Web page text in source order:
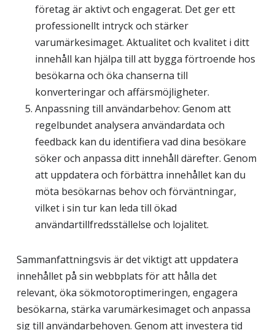
företag är aktivt och engagerat. Det ger ett
professionellt intryck och stärker
varumärkesimaget. Aktualitet och kvalitet i ditt
innehåll kan hjälpa till att bygga förtroende hos
besökarna och öka chanserna till
konverteringar och affärsmöjligheter.
Anpassning till användarbehov: Genom att
regelbundet analysera användardata och
feedback kan du identifiera vad dina besökare
söker och anpassa ditt innehåll därefter. Genom
att uppdatera och förbättra innehållet kan du
möta besökarnas behov och förväntningar,
vilket i sin tur kan leda till ökad
användartillfredsställelse och lojalitet.
Sammanfattningsvis är det viktigt att uppdatera
innehållet på sin webbplats för att hålla det
relevant, öka sökmotoroptimeringen, engagera
besökarna, stärka varumärkesimaget och anpassa
sig till användarbehoven. Genom att investera tid
Upplevelse
För att vår
hemsida ska
prestera så
bra som
möjligt
under ditt
besök. Om
du nekar de
kommer
viss
funktionalitet
att försvinna
från
hemsidan.
Marknadsföring
Genom att dela
med dig av dina
intressen och ditt
beteende när du
surfar ökar du